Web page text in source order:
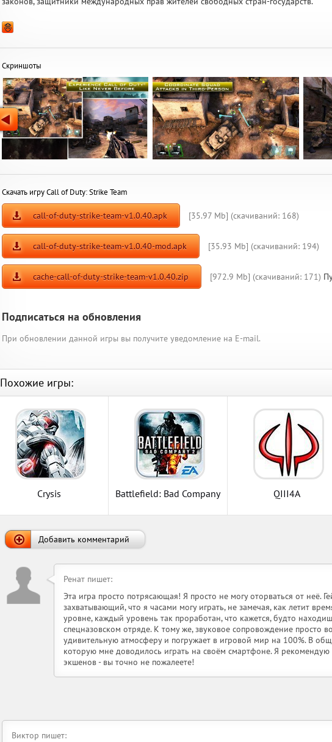
Скриншоты
Скачать игру Call of Duty: Strike Team
call-of-duty-strike-team-v1.0.40.apk [35.97 Mb] (cкачиваний: 168)
call-of-duty-strike-team-v1.0.40-mod.apk [35.93 Mb] (cкачиваний: 194)
cache-call-of-duty-strike-team-v1.0.40.zip [972.9 Mb] (cкачиваний: 171)
Подписаться на обновления
При обновлении данной игры вы получите уведомление на E-mail.
Похожие игры:
Crysis
Battlefield: Bad Company
QIII4A
Добавить комментарий
Ренат пишет:
Эта игра просто потрясающая! Я просто не могу оторваться от неё.
захватывающий, что я часами могу играть, не замечая, как летит
уровне, каждый уровень так проработан, что кажется, будто
спецназовском отряде. К тому же, звуковое сопровождение просто
удивительную атмосферу и погружает в игровой мир на 100%. В
которую мне доводилось играть на своём смартфоне. Я
экшенов - вы точно не пожалеете!
Виктор пишет: